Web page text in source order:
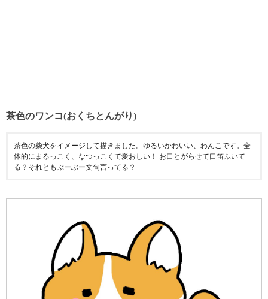
茶色のワンコ(おくちとんがり)
茶色の柴犬をイメージして描きました。ゆるいかわいい、わんこです。全
体的にまるっこく、なつっこくて愛おしい！ お口とがらせて口笛ふいて
る？それともぶーぶー文句言ってる？